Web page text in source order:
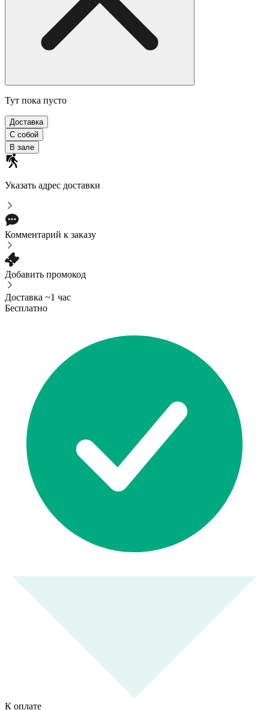
Тут пока пусто
Доставка
С собой
В зале
Указать адрес доставки
Комментарий к заказу
Добавить промокод
Доставка ~1 час
Бесплатно
К оплате